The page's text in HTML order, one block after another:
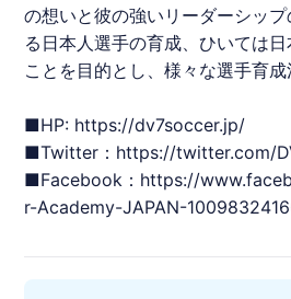
の想いと彼の強いリーダーシッ
る日本人選手の育成、ひいては
ことを目的とし、様々な選手育成
■HP: https://dv7soccer.jp/
■Twitter： https://twitter.com/
■Facebook： https://
r-Academy-JAPAN-